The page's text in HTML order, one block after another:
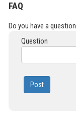
FAQ
Do you have a
Question
Post